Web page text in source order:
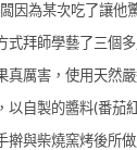
因為某次吃了讓他
式拜師學藝了三個
真厲害，使用天然
以自製的醬料(番茄
擀與柴燒窯烤後所